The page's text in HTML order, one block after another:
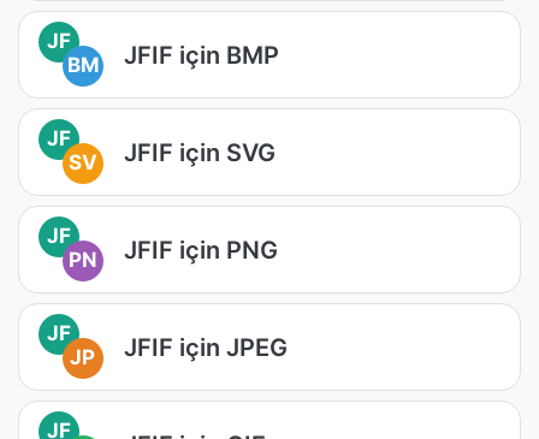
JF
BM
JFIF için BMP
JF
SV
JFIF için SVG
JF
PN
JFIF için PNG
JF
JP
JFIF için JPEG
JF